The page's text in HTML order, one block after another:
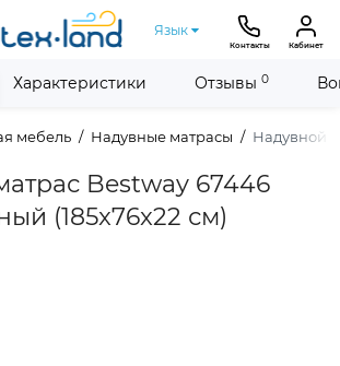
Язык
Контакты Кабинет
мебель Надувные матрасы Надувной
Bestway 67446
(185x76x22 см)
Характеристики Отзывы 0